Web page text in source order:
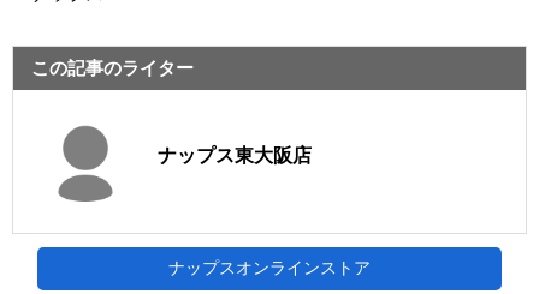
この記事のライター
ナップス東大阪店
ナップスオンラインストア